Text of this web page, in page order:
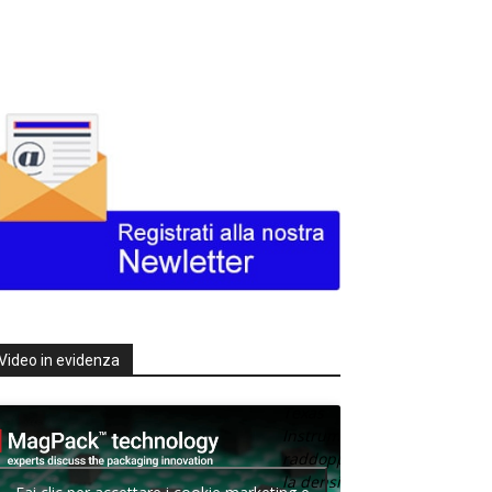
in evidenza
Texas
raddoppia
la densità